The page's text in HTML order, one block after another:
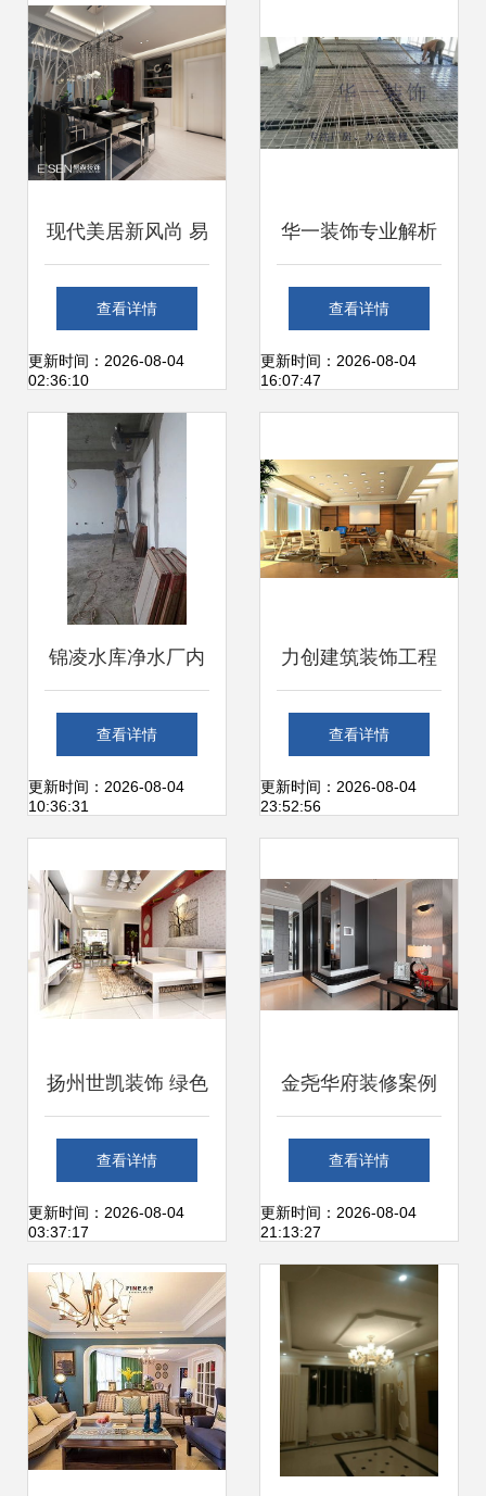
现代美居新风尚 易
森装饰设计引领未
来家居生活
查看详情
更新时间：2026-08-04
02:36:10
华一装饰专业解析
西青厂房装修报价
与装饰工程全攻略
查看详情
更新时间：2026-08-04
16:07:47
锦凌水库净水厂内
部装修工程 提升功
能与美观并重的装
查看详情
更新时间：2026-08-04
10:36:31
力创建筑装饰工程
会议室工程案例与
装饰装修工程产品
查看详情
更新时间：2026-08-04
23:52:56
扬州世凯装饰 绿色
环保与健康装饰的
性价比之选
查看详情
更新时间：2026-08-04
03:37:17
金尧华府装修案例
灿煌装饰设计，打
造现代雅致家居
查看详情
更新时间：2026-08-04
21:13:27